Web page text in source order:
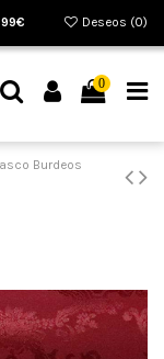
99€ Deseos (0)
0
Burdeos